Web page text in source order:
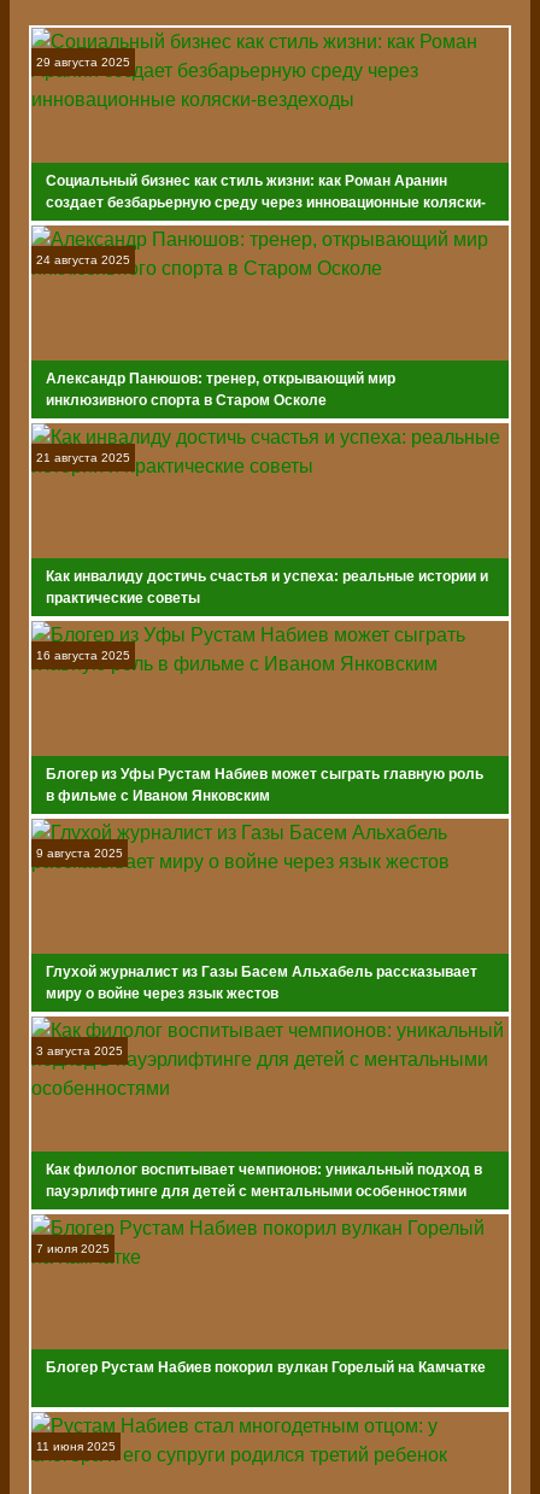
29 августа 2025
Социальный бизнес как стиль жизни: как Роман Аранин
создает безбарьерную среду через инновационные коляски-
вездеходы
24 августа 2025
Александр Панюшов: тренер, открывающий мир
инклюзивного спорта в Старом Осколе
21 августа 2025
Как инвалиду достичь счастья и успеха: реальные истории и
практические советы
16 августа 2025
Блогер из Уфы Рустам Набиев может сыграть главную роль
в фильме с Иваном Янковским
9 августа 2025
Глухой журналист из Газы Басем Альхабель рассказывает
миру о войне через язык жестов
3 августа 2025
Как филолог воспитывает чемпионов: уникальный подход в
пауэрлифтинге для детей с ментальными особенностями
7 июля 2025
Блогер Рустам Набиев покорил вулкан Горелый на Камчатке
11 июня 2025